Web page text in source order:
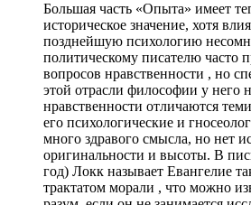
Большая часть «Опыта» имеет
историческое значение, хотя
позднейшую психологию
политическому писателю часто
вопросов нравственности , но
этой отрасли философии у него
нравственности отличаются
его психологические и
много здравого смысла, но нет
оригинальности и высоты. В
год) Локк называет Евангелие
трактатом морали , что можно